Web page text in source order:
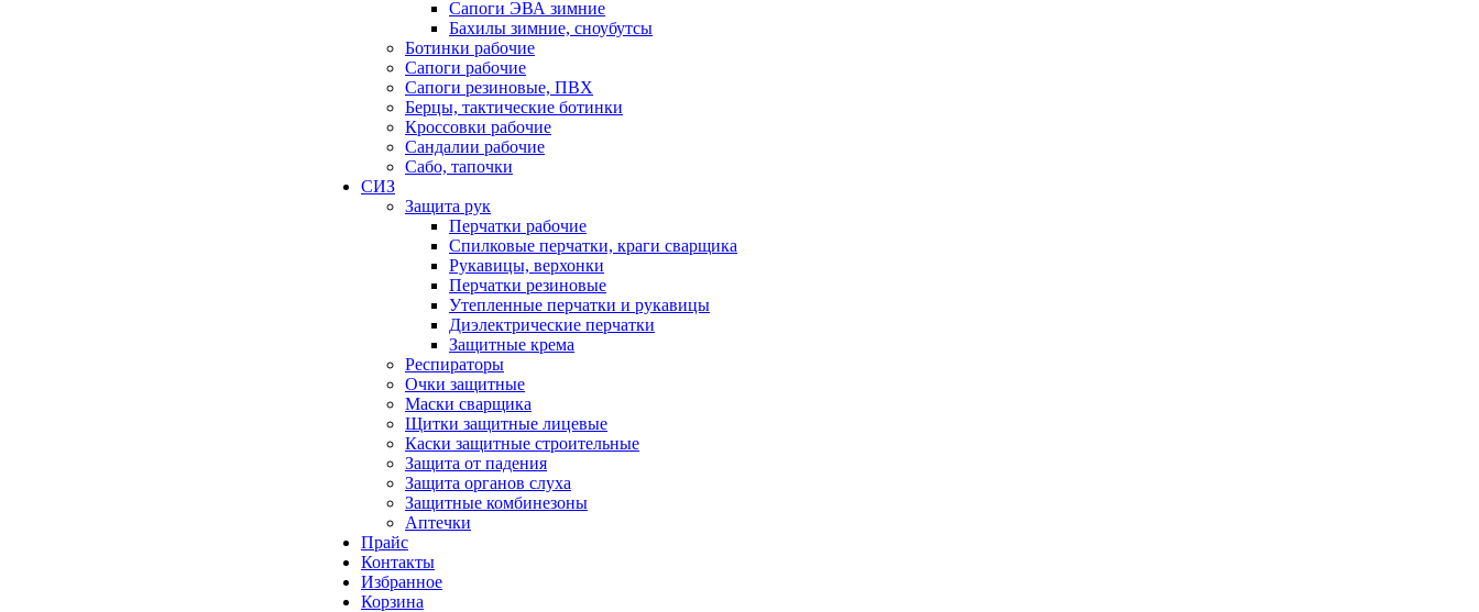
Сапоги ЭВА зимние
Бахилы зимние, сноубутсы
Ботинки рабочие
Сапоги рабочие
Сапоги резиновые, ПВХ
Берцы, тактические ботинки
Кроссовки рабочие
Сандалии рабочие
Сабо, тапочки
СИЗ
Защита рук
Перчатки рабочие
Спилковые перчатки, краги сварщика
Рукавицы, верхонки
Перчатки резиновые
Утепленные перчатки и рукавицы
Диэлектрические перчатки
Защитные крема
Респираторы
Очки защитные
Маски сварщика
Щитки защитные лицевые
Каски защитные строительные
Защита от падения
Защита органов слуха
Защитные комбинезоны
Аптечки
Прайс
Контакты
Избранное
Корзина